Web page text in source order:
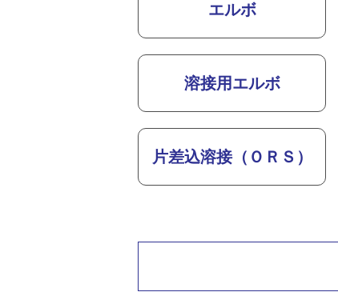
エルボ
溶接用エルボ
片差込溶接（ＯＲＳ）